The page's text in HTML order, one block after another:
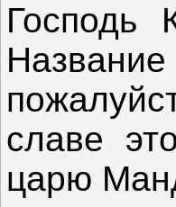
Господь
славе
царю